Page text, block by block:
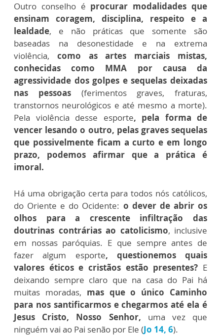
Outro conselho é procurar modalidades que
ensinam coragem, disciplina, respeito e a
lealdade, e não práticas que somente são
baseadas na desonestidade e na extrema
violência, como as artes marciais mistas,
conhecidas como MMA por causa da
agressividade dos golpes e sequelas deixadas
nas pessoas(ferimentos graves, fraturas,
transtornos neurológicos e até mesmo a morte).
Pela violência desse esporte, pela forma de
vencer lesando o outro, pelas graves sequelas
que possivelmente ficam a curto e em longo
prazo, podemos afirmar que a prática é
imoral.
Há uma obrigação certa para todos nós católicos,
do Oriente e do Ocidente: o dever de abrir os
olhos para a crescente infiltração das
doutrinas contrárias ao catolicismo, inclusive
em nossas paróquias. E que sempre antes de
fazer algum esporte, questionemos quais
valores éticos e cristãos estão presentes? E
deixando sempre claro que na casa do Pai há
muitas moradas, mas que o único Caminho
para nos santificarmos e chegarmos até ela é
Jesus Cristo, Nosso Senhor, uma vez que
ninguém vai ao Pai senão por Ele (Jo 14, 6).